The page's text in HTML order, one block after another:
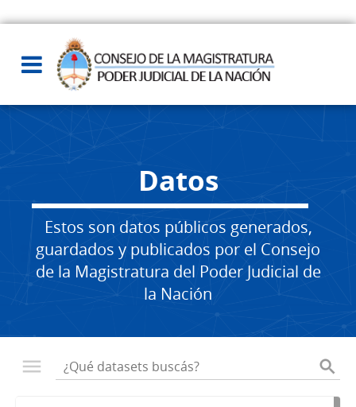
Datos
Estos son datos públicos generados,
guardados y publicados por el Consejo
de la Magistratura del Poder Judicial de
la Nación